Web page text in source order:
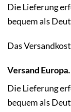
Die Lieferung
bequem als
Das
Versand Europa.
Die Lieferung
bequem als